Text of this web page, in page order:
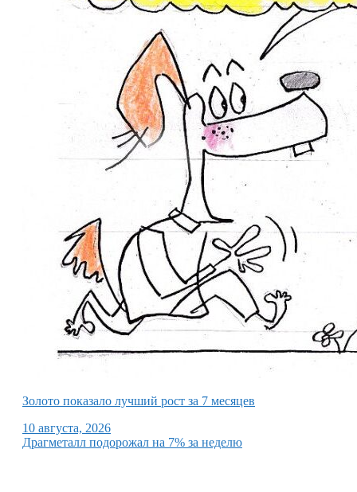
Золото показало лучший рост за 7 месяцев
10 августа, 2026
Драгметалл подорожал на 7% за неделю